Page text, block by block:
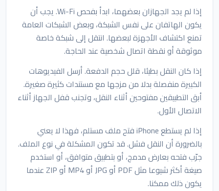
إذا لم يجد الجهازان بعضهما، ابدأ بفحص Wi-Fi. يجب أن
يكون الهاتفان على نفس الشبكة، وبعض الشبكات العامة
تمنع اكتشاف الأجهزة لبعضها. انتقل إلى شبكة خاصة
موثوقة أو نقطة اتصال شخصية عند الحاجة.
إذا كان النقل بطيئا، قلل حجم الدفعة. أرسل الفيديوهات
الكبيرة منفصلة بدلا من مزجها مع مستندات كثيرة صغيرة.
أبق التطبيقين مفتوحين أثناء النقل، وتجنب قفل الجهاز أثناء
الاتصال الأول.
إذا لم يستطع iPhone فتح ملف مستلم، فهذا لا يعني
بالضرورة أن النقل فشل. قد تكون المشكلة في نوع الملف.
جرّب فتحه بعارض مدمج، أو بتطبيق متوافق، أو استخدم
صيغة أكثر شيوعا مثل PDF أو JPG أو MP4 أو ZIP عندما
يكون ذلك ممكنا.